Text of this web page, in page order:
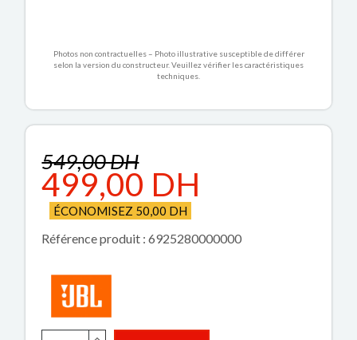
Photos non contractuelles – Photo illustrative susceptible de différer
selon la version du constructeur. Veuillez vérifier les caractéristiques
techniques.
549,00 DH
499,00 DH
ÉCONOMISEZ 50,00 DH
Référence produit : 6925280000000